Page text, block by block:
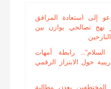
إلى استعادة المرافق
نهج تصالحي يوازن بين
رابطة أمهات
حول الابتزاز الرقمي
بعدن مطالبة